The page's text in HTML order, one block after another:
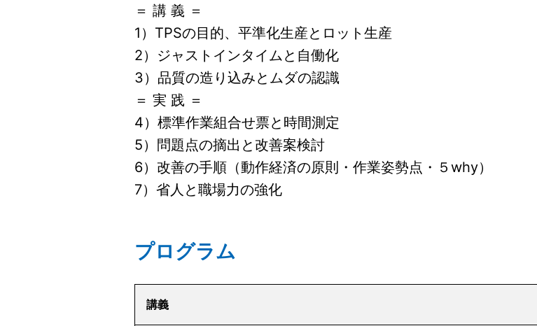
＝ 講 義 ＝
1）TPSの目的、平準化生産とロット生産
2）ジャストインタイムと自働化
3）品質の造り込みとムダの認識
＝ 実 践 ＝
4）標準作業組合せ票と時間測定
5）問題点の摘出と改善案検討
6）改善の手順（動作経済の原則・作業姿勢点・５why）
7）省人と職場力の強化
プログラム
講義